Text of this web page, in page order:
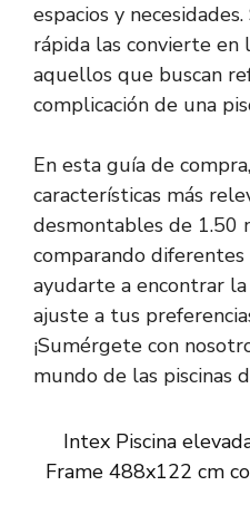
espacios y
rápida las convierte en
aquellos que buscan
complicación de una
En esta guía de
características más
desmontables de 1.50
comparando
ayudarte a encontrar
ajuste a tus
¡Sumérgete con
mundo de las piscinas
Intex Piscina
Frame 488x122 cm